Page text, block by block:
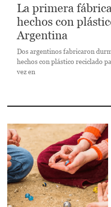
La primera
hechos con
Argentina
Dos argentinos fabricaron
hechos con plástico reciclado
vez en